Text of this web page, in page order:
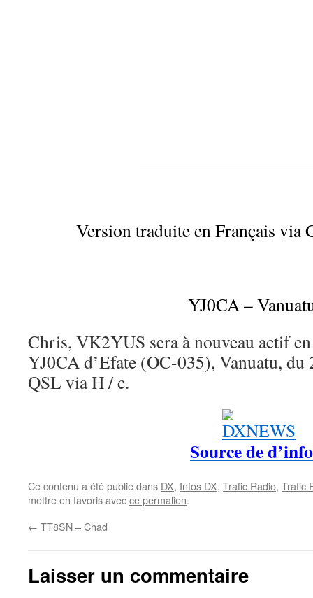
Version traduite en Français via
YJ0CA –
Chris, VK2YUS sera à nouveau actif
YJ0CA d’Efate (OC-035), Vanuatu, du
QSL via H / c.
Source de d’info
Ce contenu a été publié dans DX, Infos DX, Trafic Radio, Trafic
mettre en favoris avecce permalien.
← TT8SN – Chad
Laisser un commentaire